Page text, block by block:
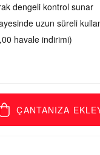
dengeli kontrol sunar
uzun süreli
havale indirimi)
ÇANTANIZA